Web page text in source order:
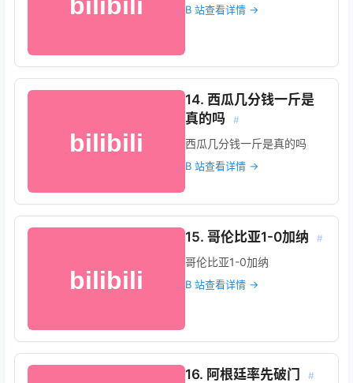
B 站查看详情 →
14. 西瓜几分钱一斤是
真的吗
#
西瓜几分钱一斤是真的吗
B 站查看详情 →
15. 哥伦比亚1-0加纳 #
哥伦比亚1-0加纳
B 站查看详情 →
16. 阿根廷率先破门 #